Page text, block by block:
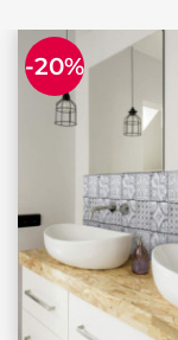
-20%